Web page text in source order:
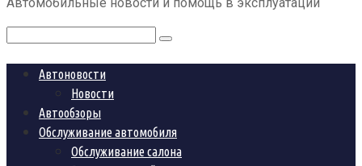
Поиск:
Автоновости
Новости
Автообзоры
Обслуживание автомобиля
Обслуживание салона